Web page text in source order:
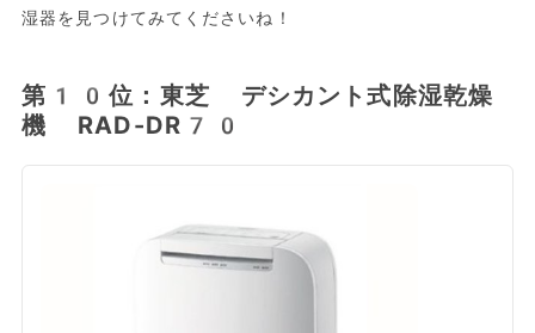
湿器を見つけてみてくださいね！
第10位：東芝 デシカント式除湿乾燥
機 RAD-DR70